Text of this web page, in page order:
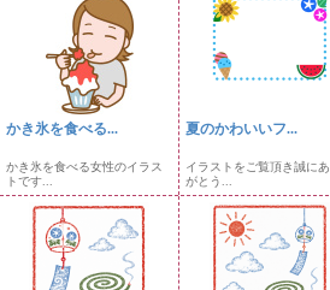
かき氷を食べる...
かき氷を食べる女性のイラス
トです...
夏のかわいいフ...
イラストをご覧頂き誠にあ
がとう...